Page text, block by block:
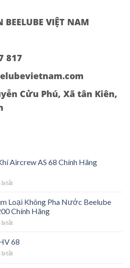
BEELUBE VIỆT NAM
817
Cửu Phú, Xã tân Kiên,
Aircrew AS 68 Chính Hãng
bị tắtở
Máy
Nén
Khí
Aircrew
68
Hãng
Loại Không Pha Nước Beelube
Chính Hãng
bị tắtở
Cắt
Gọt
Kim
68
bị tắtở